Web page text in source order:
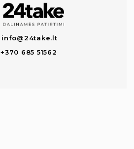
info@24take.lt
+370 685 51562